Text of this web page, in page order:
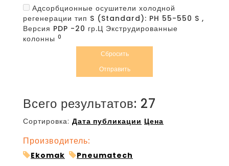
Адсорбционные осушители холодной
регенерации тип S (Standard): PH 55-550 S ,
Версия PDP -20 гр.Ц Экструдированные
колонны 0
Сбросить
Отправить
Всего результатов: 27
Сортировка: Дата публикации Цена
Производитель:
Ekomak Pneumatech